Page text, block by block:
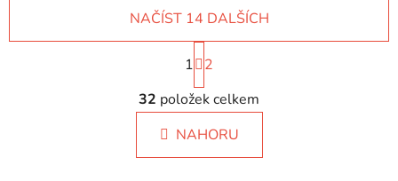
O
v
l
á
d
NAČÍST 14 DALŠÍCH
S
t
r
á
n
k
1
2
32 položek celkem
NAHORU